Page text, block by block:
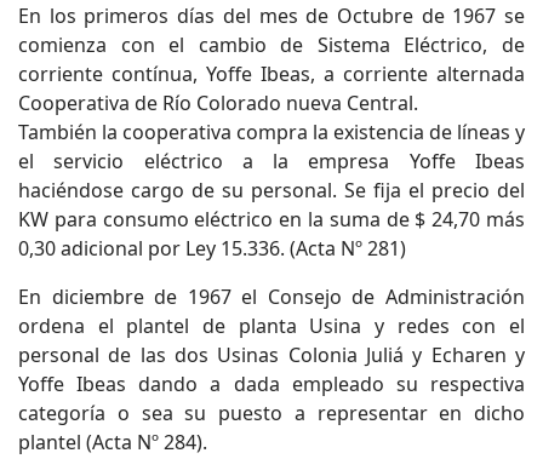
En los primeros días del mes de Octubre de 1967 se
comienza con el cambio de Sistema Eléctrico, de
corriente contínua, Yoffe Ibeas, a corriente alternada
Cooperativa de Río Colorado nueva Central.
También la cooperativa compra la existencia de líneas y
el servicio eléctrico a la empresa Yoffe Ibeas
haciéndose cargo de su personal. Se fija el precio del
KW para consumo eléctrico en la suma de $ 24,70 más
0,30 adicional por Ley 15.336. (Acta Nº 281)
En diciembre de 1967 el Consejo de Administración
ordena el plantel de planta Usina y redes con el
personal de las dos Usinas Colonia Juliá y Echaren y
Yoffe Ibeas dando a dada empleado su respectiva
categoría o sea su puesto a representar en dicho
plantel (Acta Nº 284).